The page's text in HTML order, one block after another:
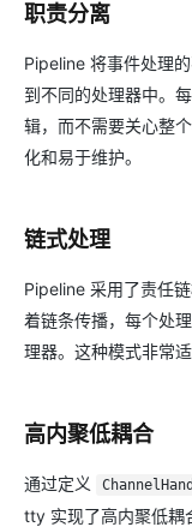
职责分离
Pipeline 将事件处理
到不同的处理器中。
辑，而不需要关心整
化和易于维护。
链式处理
Pipeline 采用了责任
着链条传播，每个处
理器。这种模式非常
高内聚低耦合
通过定义
tty 实现了高内聚低耦